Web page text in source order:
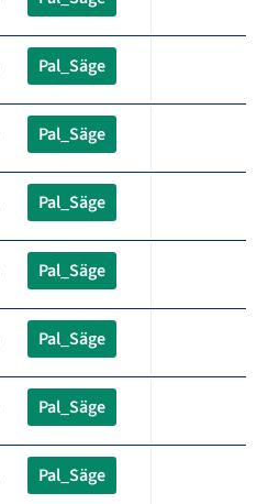
Pal_Säge
Pal_Säge
Pal_Säge
Pal_Säge
Pal_Säge
Pal_Säge
Pal_Säge